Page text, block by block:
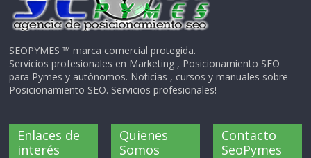
SEOPYMES ™ marca comercial protegida.
Servicios profesionales en Marketing , Posicionamiento SEO
para Pymes y autónomos. Noticias , cursos y manuales sobre
Posicionamiento SEO. Servicios profesionales!
Enlaces de
interés
Quienes
Somos
Contacto
SeoPymes